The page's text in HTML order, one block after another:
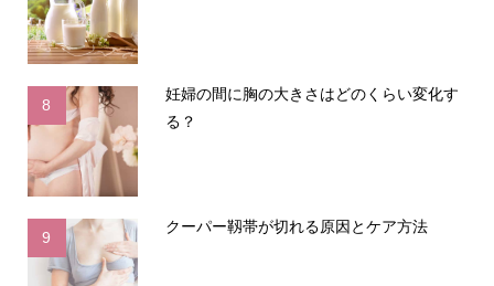
8
妊婦の間に胸の大きさはどのくらい変化す
る？
9
クーパー靱帯が切れる原因とケア方法